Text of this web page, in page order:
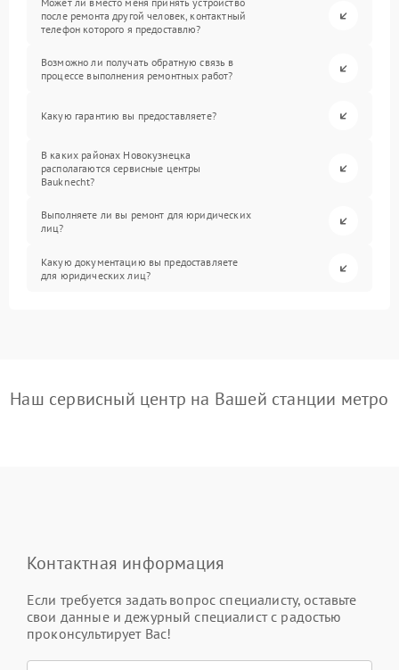
после ремонта другой человек, контактный
телефон которого я предоставлю?
Возможно ли получать обратную связь в
процессе выполнения ремонтных работ?
Какую гарантию вы предоставляете?
В каких районах Новокузнецка
располагаются сервисные центры
Bauknecht?
Выполняете ли вы ремонт для юридических
лиц?
Какую документацию вы предоставляете
для юридических лиц?
Наш сервисный центр на Вашей станции метро
Контактная информация
Если требуется задать вопрос специалисту, оставьте
свои данные и дежурный специалист с радостью
проконсультирует Вас!